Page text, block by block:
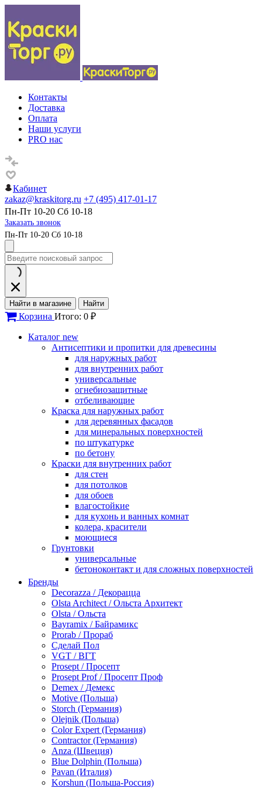
Контакты
Доставка
Оплата
Наши услуги
PRO нас
Кабинет
zakaz@kraskitorg.ru +7 (495) 417-01-17
Пн-Пт 10-20 Сб 10-18
Заказать звонок
Пн-Пт 10-20 Сб 10-18
Найти в магазине Найти
Корзина Итого: 0 ₽
Каталог new
Антисептики и пропитки для древесины
для наружных работ
для внутренних работ
универсальные
огнебиозащитные
отбеливающие
Краска для наружных работ
для деревянных фасадов
для минеральных поверхностей
по штукатурке
по бетону
Краски для внутренних работ
для стен
для потолков
для обоев
влагостойкие
для кухонь и ванных комнат
колера, красители
моющиеся
Грунтовки
универсальные
бетоноконтакт и для сложных поверхностей
по металлу
антикорозийные
под декоративные штукатурки
для гипсокартона
под штукатурку
Герметик
акриловые
силиконовые универсальные, нейтральные
силиконовые санитарные (антигрибковые)
шовные для срубов
для кровли
для каминов
полиуретановые
Декоративные штукатурки и краски
краски для декора, патина
мокрый шелк
венецианские (эффект мрамора)
песок (эффект песчаных вихрей)
декоративная шпаклевка
Бренды
Decorazza / Декорацца
Olsta Architect / Ольста Архитект
Olsta / Ольста
Bayramix / Байрамикс
Prorab / Прораб
Сделай Пол
VGT / ВГТ
Prosept / Просепт
Prosept Prof / Просепт Проф
Demex / Демекс
Motive (Польша)
Storch (Германия)
Olejnik (Польша)
Color Expert (Германия)
Contractor (Германия)
Anza (Швеция)
Blue Dolphin (Польша)
Pavan (Италия)
Korshun (Польша-Россия)